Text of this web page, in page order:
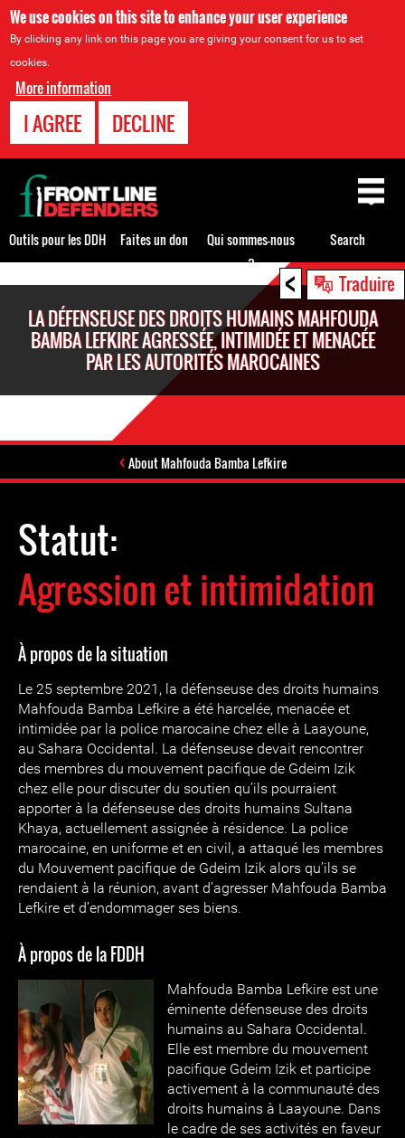
We use cookies on this site to enhance your user experience
By clicking any link on this page you are giving your consent for us to set
cookies.
More information
I AGREE DECLINE
< Traduire
LA DÉFENSEUSE DES DROITS HUMAINS MAHFOUDA
BAMBA LEFKIRE AGRESSÉE, INTIMIDÉE ET MENACÉE
PAR LES AUTORITÉS MAROCAINES
About Mahfouda Bamba Lefkire
Statut:
Agression et intimidation
À propos de la situation
Le 25 septembre 2021, la défenseuse des droits humains
Mahfouda Bamba Lefkire a été harcelée, menacée et
intimidée par la police marocaine chez elle à Laayoune,
au Sahara Occidental. La défenseuse devait rencontrer
des membres du mouvement pacifique de Gdeim Izik
chez elle pour discuter du soutien qu’ils pourraient
apporter à la défenseuse des droits humains Sultana
Khaya, actuellement assignée à résidence. La police
marocaine, en uniforme et en civil, a attaqué les membres
du Mouvement pacifique de Gdeim Izik alors qu’ils se
rendaient à la réunion, avant d’agresser Mahfouda Bamba
Lefkire et d’endommager ses biens.
À propos de la FDDH
Mahfouda Bamba Lefkire est une
éminente défenseuse des droits
humains au Sahara Occidental.
Elle est membre du mouvement
pacifique Gdeim Izik et participe
activement à la communauté des
droits humains à Laayoune. Dans
le cadre de ses activités en faveur
Back
to
top
Outils pour les DDH Faites un don
Qui sommes-nous
?
Search